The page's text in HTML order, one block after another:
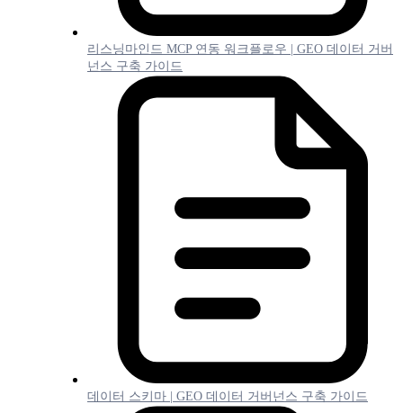
리스닝마인드 MCP 연동 워크플로우 | GEO 데이터 거버
넌스 구축 가이드
데이터 스키마 | GEO 데이터 거버넌스 구축 가이드